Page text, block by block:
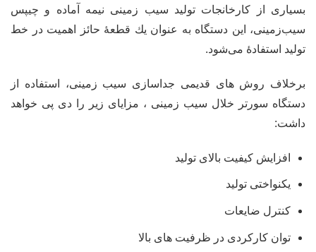
بسيارى از كارخانجات تولید سیب زمینی نیمه آماده و چيپس
سيب‌زمینى، این دستگاه به عنوان يك قطعۀ حائز اهميت در خط
تولید استفادۀ مى‌شود.
برخلاف روش های قديمی جداسازی سیب زمینی، استفاده از
دستگاه سورتر خلال سیب زمینی ، مزایای زیر را دی پی خواهد
داشت:
افزایش کیفیت بالای تولید
یکنواختی تولید
کنترل ضایعات
توان کارکردی در ظرفیت های بالا